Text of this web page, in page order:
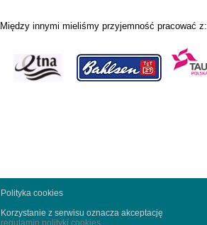
Między innymi mieliśmy przyjemność pracować z:
Polityka cookies
Korzystanie z serwisu oznacza akceptację
regulamin polityki cookies